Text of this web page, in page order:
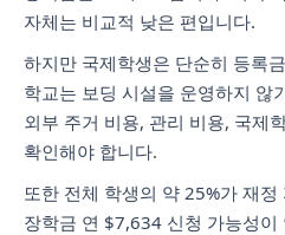
자체는 비교적 낮은 편입니다.
하지만 국제학생은 단순히 등록
학교는 보딩 시설을 운영하지 않
외부 주거 비용, 관리 비용, 국제
확인해야 합니다.
또한 전체 학생의 약 25%가 재정
장학금 연 $7,634 신청 가능성